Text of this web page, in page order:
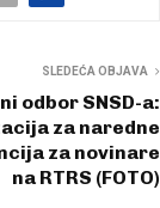
SLEDEĆA OBJAVA
odbor SNSD-a:
za naredne
za novinare
na RTRS (FOTO)